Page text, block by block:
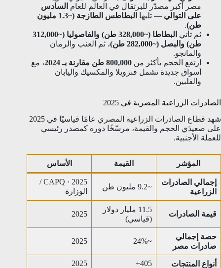
مصر أكبر مصدّر للبرتقال في العالم للعام السادس
على التوالي — تليها
البطاطس الطازجة (~1.3 مليون
طن).
ثم تأتي
البطاطا (~328,000 طن) والفاصوليا (~312,000
طن) والبصل (~282,000 طن)
، ثم العنب والرمان
والمانجو.
ارتفع الحجم بأكثر من 800,000 طن مقارنة بـ 2024
، مع
أسواق جديدة تشمل فنزويلا والمكسيك واليابان
والفلبين.
الصادرات الزراعية المصرية في 2025
شهد قطاع الصادرات الزراعية المصري عامًا قياسيًا في 2025
على صعيدَي الحجم والقيمة، مرسّخًا دوره كمصدر رئيسي
للعملة الأجنبية.
المؤشر القيمة الأساس
إجمالي الصادرات
الزراعية
~9.2 مليون طن
2025 · CAPQ /
الوزارة
قيمة الصادرات
11.5 مليار دولار
(قياسي)
2025
حصة إجمالي
صادرات مصر
~24%
2025
أنواع المنتجات 405+
2025